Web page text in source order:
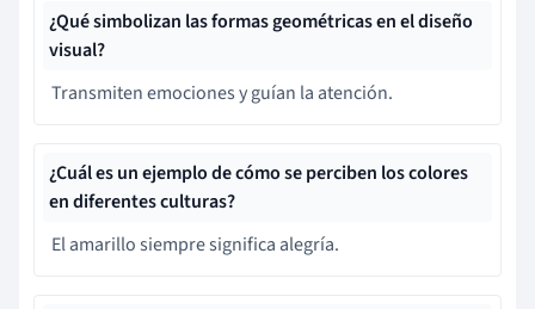
¿Qué simbolizan las formas geométricas en el diseño
visual?
Transmiten emociones y guían la atención.
¿Cuál es un ejemplo de cómo se perciben los colores
en diferentes culturas?
El amarillo siempre significa alegría.